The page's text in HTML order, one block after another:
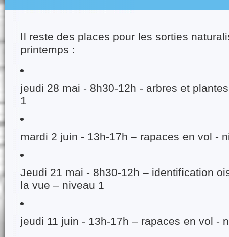
Il reste des places pour les sorties
printemps :
jeudi 28 mai - 8h30-12h - arbres et
1
mardi 2 juin - 13h-17h – rapaces en vol -
Jeudi 21 mai - 8h30-12h – identification
la vue – niveau 1
jeudi 11 juin - 13h-17h – rapaces en vol -